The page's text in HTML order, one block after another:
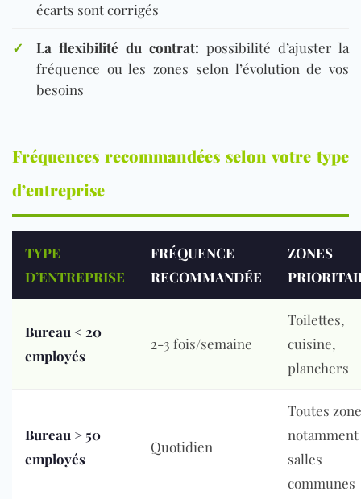
écarts sont corrigés
✓ La flexibilité du contrat: possibilité d’ajuster la
fréquence ou les zones selon l’évolution de vos
besoins
Fréquences recommandées selon votre type
d’entreprise
TYPE
D’ENTREPRISE
FRÉQUENCE
RECOMMANDÉE
ZONES
Bureau < 20
employés
2-3 fois/semaine
Toilettes,
cuisine,
planchers
Bureau > 50
employés
Quotidien
Toutes
notamment
salles
communes